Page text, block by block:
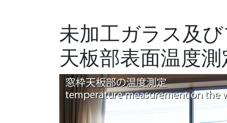
未加工ガラス及
天板部表面温度測